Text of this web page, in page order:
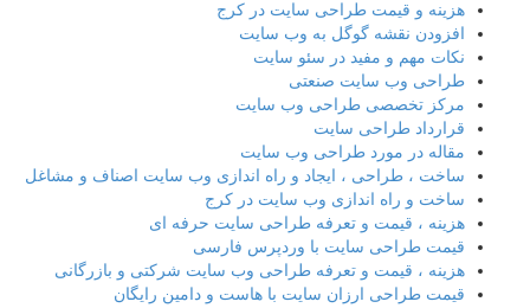
هزینه و قیمت طراحی سایت در کرج
افزودن نقشه گوگل به وب سایت
نکات مهم و مفید در سئو سایت
طراحی وب سایت صنعتی
مرکز تخصصی طراحی وب سایت
قرارداد طراحی سایت
مقاله در مورد طراحی وب سایت
ساخت ، طراحی ، ایجاد و راه اندازی وب سایت اصناف و مشاغل
ساخت و راه اندازی وب سایت در کرج
هزینه ، قیمت و تعرفه طراحی سایت حرفه ای
قیمت طراحی سایت با وردپرس فارسی
هزینه ، قیمت و تعرفه طراحی وب سایت شرکتی و بازرگانی
قیمت طراحی ارزان سایت با هاست و دامین رایگان